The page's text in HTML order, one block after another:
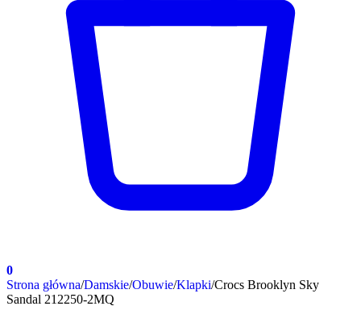
0
Strona główna/Damskie/Obuwie/Klapki/Crocs Brooklyn Sky
Sandal 212250-2MQ